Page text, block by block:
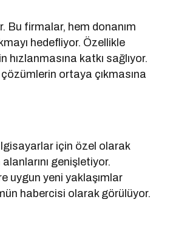
Bu firmalar, hem donanım
hedefliyor. Özellikle
katkı sağlıyor.
ortaya çıkmasına
için özel olarak
genişletiyor.
uygun yeni yaklaşımlar
habercisi olarak görülüyor.